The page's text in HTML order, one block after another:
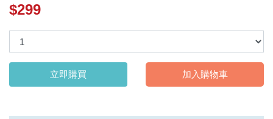
$299
立即購買 加入購物車